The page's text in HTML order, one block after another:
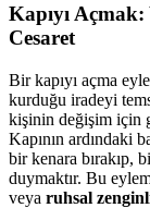
Kapıyı
Cesaret
Bir kapıyı açma
kurduğu iradeyi
kişinin değişim için
Kapının ardındaki
bir kenara bırakıp,
duymaktır. Bu
veya ruhsal